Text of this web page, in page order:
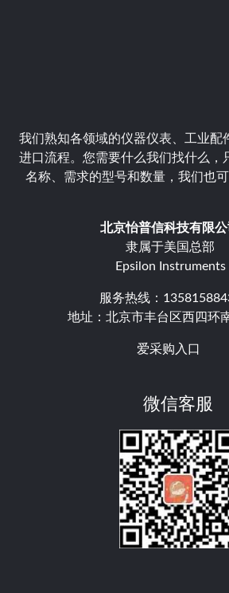
我们熟知各领域的仪器仪表、工业配
进口流程。您需要什么我们找什么，
名称、需求的型号和数量，我们也
北京怡普信科技有限公
隶属于美国总部
Epsilon Instruments
服务热线：
地址：北京市丰台区西四环
爱采购入口
微信客服